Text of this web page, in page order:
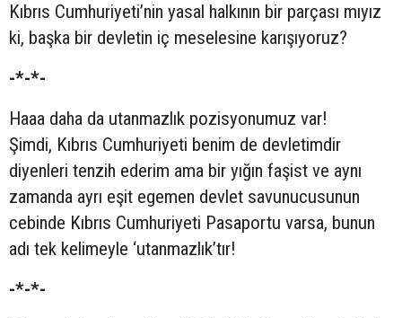
Kıbrıs Cumhuriyeti’nin yasal halkının bir parçası mıyız
ki, başka bir devletin iç meselesine karışıyoruz?
-*-*-
Haaa daha da utanmazlık pozisyonumuz var!
Şimdi, Kıbrıs Cumhuriyeti benim de devletimdir
diyenleri tenzih ederim ama bir yığın faşist ve aynı
zamanda ayrı eşit egemen devlet savunucusunun
cebinde Kıbrıs Cumhuriyeti Pasaportu varsa, bunun
adı tek kelimeyle ‘utanmazlık’tır!
-*-*-